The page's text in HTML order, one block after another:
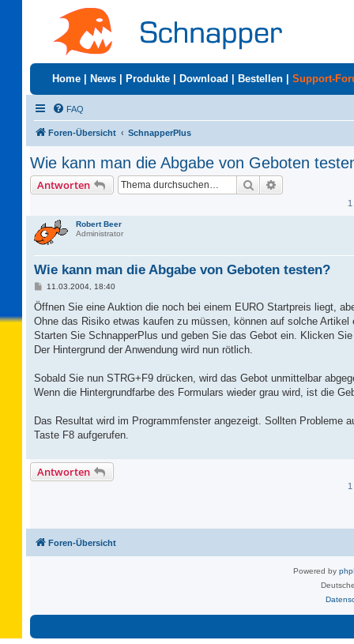
Home News Produkte Download Bestellen Support-
FAQ
Foren-Übersicht SchnapperPlus
Wie kann man die Abgabe von Geboten
Antworten Suche
Robert Beer
Administrator
Wie kann man die Abgabe von Geboten testen?
B
i
r
a
11.03.2004, 18:40
Öffnen Sie eine Auktion die noch bei einem EURO Startpreis liegt,
Ohne das Risiko etwas kaufen zu müssen, können auf solche Artikel
Starten Sie SchnapperPlus und geben Sie das Gebot ein. Klicken
Der Hintergrund der Anwendung wird nun rötlich.
Sobald Sie nun STRG+F9 drücken, wird das Gebot unmittelbar
Wenn die Hintergrundfarbe des Formulars wieder grau wird, ist die
Das Resultat wird im Programmfenster angezeigt. Sollten Probleme
Taste F8 aufgerufen.
Antworten
Foren-Übersicht
Powered by